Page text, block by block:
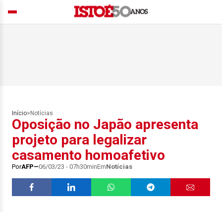
Início> Notícias
Oposição no Japão apresenta
projeto para legalizar
casamento homoafetivo
PorAFP 06/03/23 - 07h30minEmNotícias